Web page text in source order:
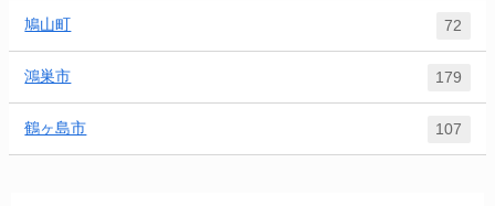
鳩山町 72
鴻巣市 179
鶴ヶ島市 107